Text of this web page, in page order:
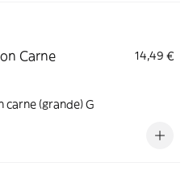
Carne
14,49 €
carne (grande) G